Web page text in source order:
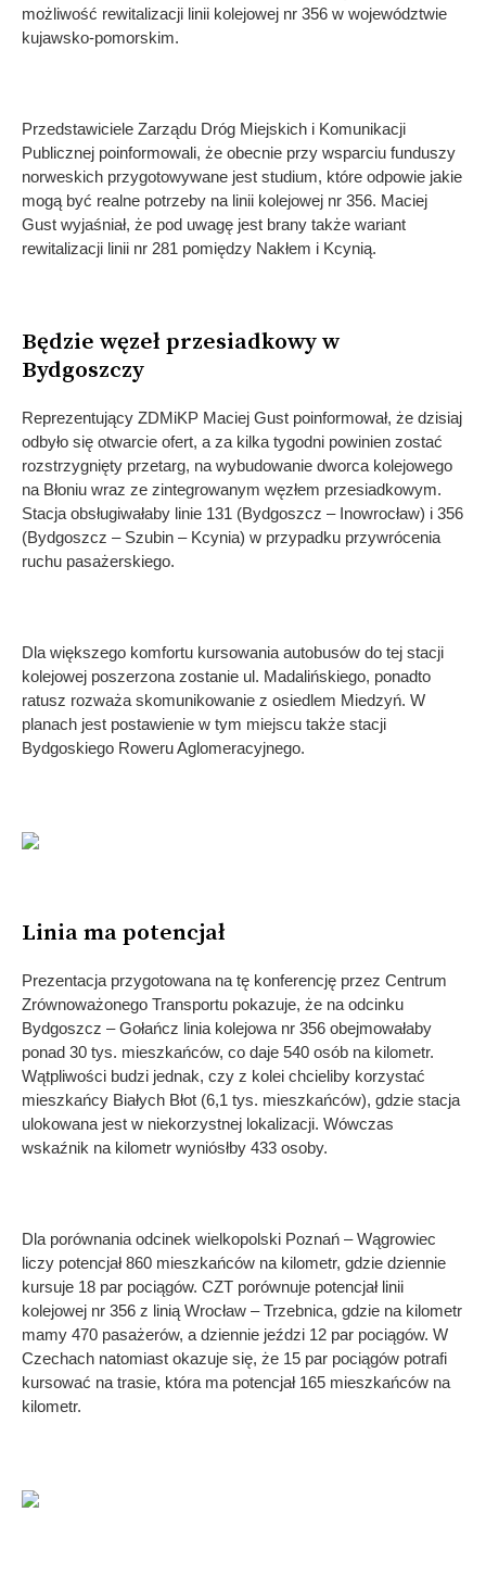
możliwość rewitalizacji linii kolejowej nr 356 w województwie
kujawsko-pomorskim.
Przedstawiciele Zarządu Dróg Miejskich i Komunikacji
Publicznej poinformowali, że obecnie przy wsparciu funduszy
norweskich przygotowywane jest studium, które odpowie jakie
mogą być realne potrzeby na linii kolejowej nr 356. Maciej
Gust wyjaśniał, że pod uwagę jest brany także wariant
rewitalizacji linii nr 281 pomiędzy Nakłem i Kcynią.
Będzie węzeł przesiadkowy w
Bydgoszczy
Reprezentujący ZDMiKP Maciej Gust poinformował, że dzisiaj
odbyło się otwarcie ofert, a za kilka tygodni powinien zostać
rozstrzygnięty przetarg, na wybudowanie dworca kolejowego
na Błoniu wraz ze zintegrowanym węzłem przesiadkowym.
Stacja obsługiwałaby linie 131 (Bydgoszcz – Inowrocław) i 356
(Bydgoszcz – Szubin – Kcynia) w przypadku przywrócenia
ruchu pasażerskiego.
Dla większego komfortu kursowania autobusów do tej stacji
kolejowej poszerzona zostanie ul. Madalińskiego, ponadto
ratusz rozważa skomunikowanie z osiedlem Miedzyń. W
planach jest postawienie w tym miejscu także stacji
Bydgoskiego Roweru Aglomeracyjnego.
Linia ma potencjał
Prezentacja przygotowana na tę konferencję przez Centrum
Zrównoważonego Transportu pokazuje, że na odcinku
Bydgoszcz – Gołańcz linia kolejowa nr 356 obejmowałaby
ponad 30 tys. mieszkańców, co daje 540 osób na kilometr.
Wątpliwości budzi jednak, czy z kolei chcieliby korzystać
mieszkańcy Białych Błot (6,1 tys. mieszkańców), gdzie stacja
ulokowana jest w niekorzystnej lokalizacji. Wówczas
wskaźnik na kilometr wyniósłby 433 osoby.
Dla porównania odcinek wielkopolski Poznań – Wągrowiec
liczy potencjał 860 mieszkańców na kilometr, gdzie dziennie
kursuje 18 par pociągów. CZT porównuje potencjał linii
kolejowej nr 356 z linią Wrocław – Trzebnica, gdzie na kilometr
mamy 470 pasażerów, a dziennie jeździ 12 par pociągów. W
Czechach natomiast okazuje się, że 15 par pociągów potrafi
kursować na trasie, która ma potencjał 165 mieszkańców na
kilometr.